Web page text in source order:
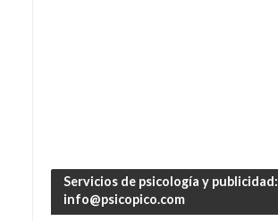
Servicios de psicología y publicidad:
info@psicopico.com